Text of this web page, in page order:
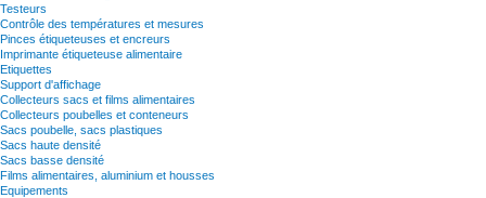
Testeurs
Contrôle des températures et mesures
Pinces étiqueteuses et encreurs
Imprimante étiqueteuse alimentaire
Etiquettes
Support d'affichage
Collecteurs sacs et films alimentaires
Collecteurs poubelles et conteneurs
Sacs poubelle, sacs plastiques
Sacs haute densité
Sacs basse densité
Films alimentaires, aluminium et housses
Equipements